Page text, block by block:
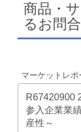
商品・
るお問
マーケットレポ
R67420900
参入企業業
産性～